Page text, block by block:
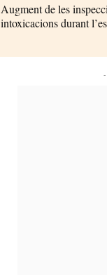
Augment de les
intoxicacions durant
-